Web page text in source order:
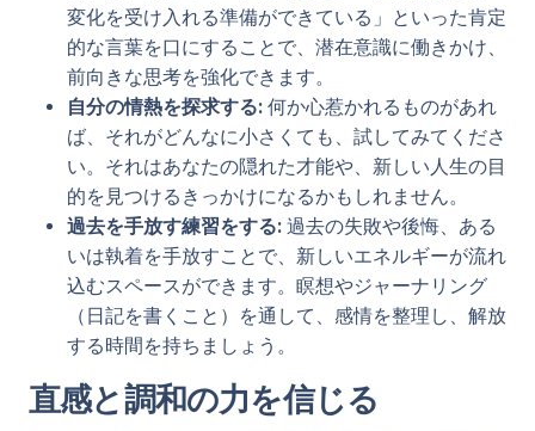
変化を受け入れる準備ができている」といった肯定
的な言葉を口にすることで、潜在意識に働きかけ、
前向きな思考を強化できます。
自分の情熱を探求する: 何か心惹かれるものがあれ
ば、それがどんなに小さくても、試してみてくださ
い。それはあなたの隠れた才能や、新しい人生の目
的を見つけるきっかけになるかもしれません。
過去を手放す練習をする: 過去の失敗や後悔、ある
いは執着を手放すことで、新しいエネルギーが流れ
込むスペースができます。瞑想やジャーナリング
（日記を書くこと）を通して、感情を整理し、解放
する時間を持ちましょう。
直感と調和の力を信じる